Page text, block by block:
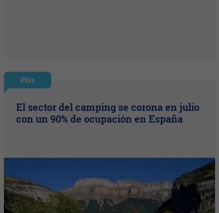
Plus
El sector del camping se corona en julio
con un 90% de ocupación en España